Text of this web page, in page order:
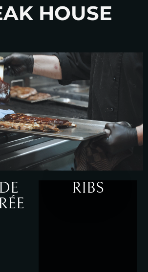
HOUSE
RIBS